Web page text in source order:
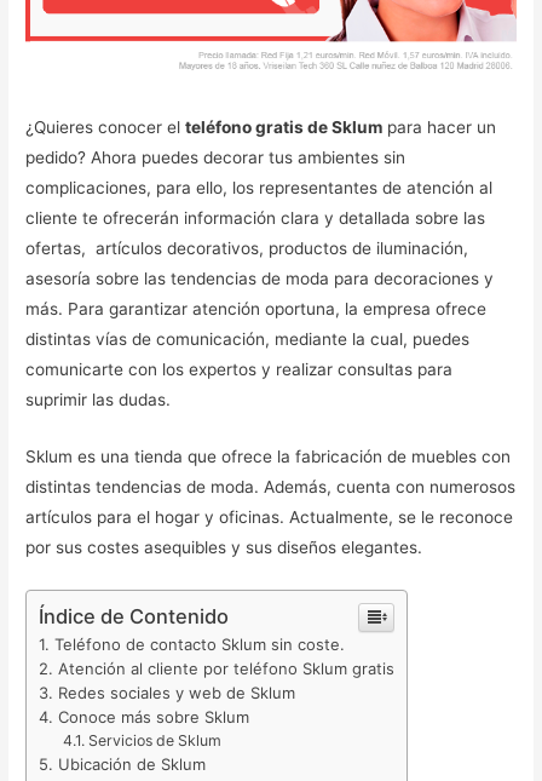
¿Quieres conocer elteléfono gratis de Sklum para hacer un
pedido? Ahora puedes decorar tus ambientes sin
complicaciones, para ello, los representantes de atención al
cliente te ofrecerán información clara y detallada sobre las
ofertas, artículos decorativos, productos de iluminación,
asesoría sobre las tendencias de moda para decoraciones y
más. Para garantizar atención oportuna, la empresa ofrece
distintas vías de comunicación, mediante la cual, puedes
comunicarte con los expertos y realizar consultas para
suprimir las dudas.
Sklum es una tienda que ofrece la fabricación de muebles con
distintas tendencias de moda. Además, cuenta con numerosos
artículos para el hogar y oficinas. Actualmente, se le reconoce
por sus costes asequibles y sus diseños elegantes.
Índice de Contenido
Teléfono de contacto Sklum sin coste.
Atención al cliente por teléfono Sklum gratis
Redes sociales y web de Sklum
Conoce más sobre Sklum
Servicios de Sklum
Ubicación de Sklum